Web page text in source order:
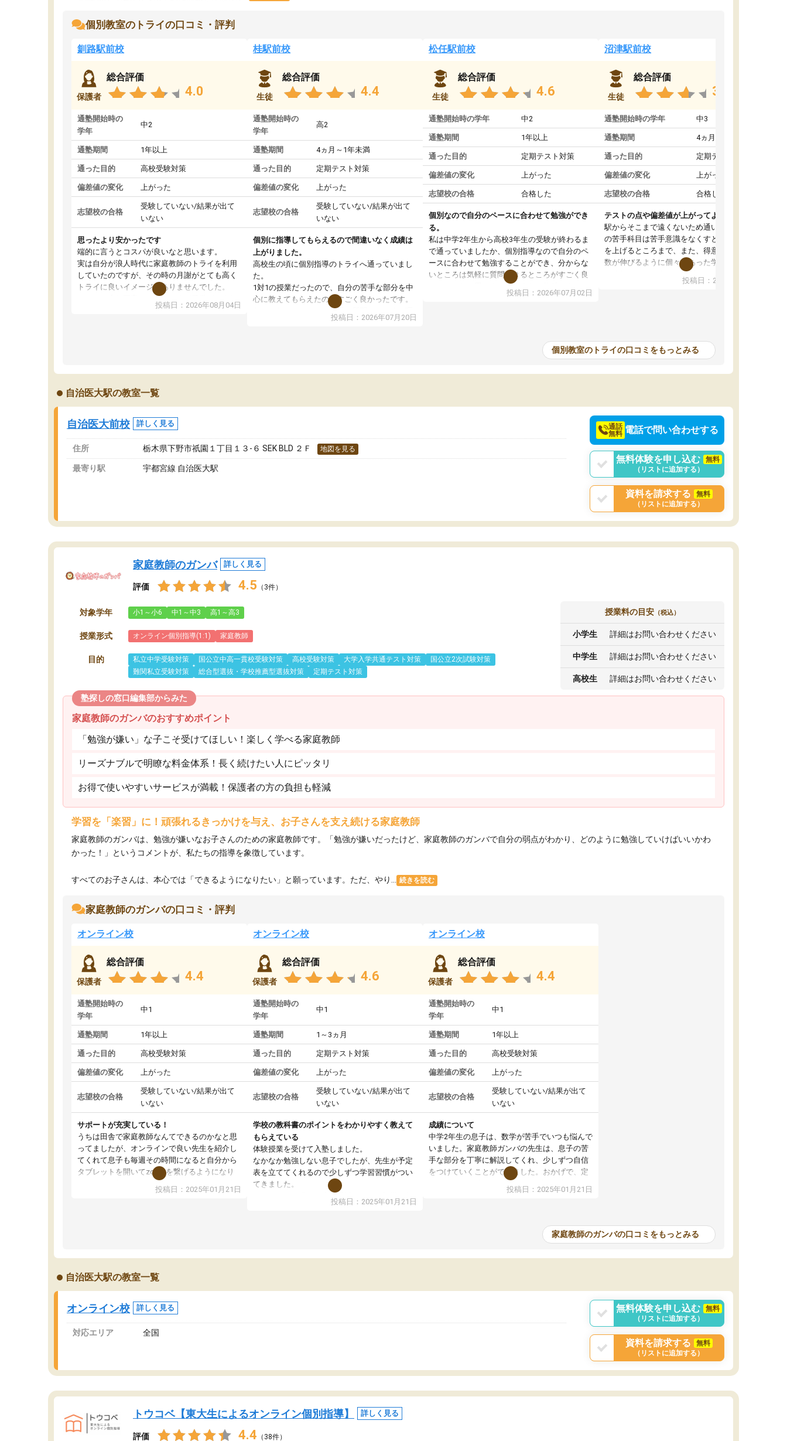
個別教室のトライの口コミ・評判
釧路駅前校
保護者
総合評価
4.0
通塾開始時の
学年
中2
通塾期間 1年以上
通った目的 高校受験対策
偏差値の変化 上がった
志望校の合格
受験していない/結果が出て
いない
思ったより安かったです
端的に言うとコスパが良いなと思います。
実は自分が浪人時代に家庭教師のトライを利用
していたのですが、その時の月謝がとても高く
トライに良いイメージがありませんでした。
なので、少し不安だったのですが子供がどうし
ても行きたいと言うので利用し始めた形です。
が、それを加味しても通って損はないなと感じ
投稿日：2026年08月04日
桂駅前校
生徒
総合評価
4.4
通塾開始時の
学年
高2
通塾期間 4ヵ月～1年未満
通った目的 定期テスト対策
偏差値の変化 上がった
志望校の合格
受験していない/結果が出て
いない
個別に指導してもらえるので間違いなく成績は
上がりました。
高校生の頃に個別指導のトライへ通っていまし
た。
1対1の授業だったので、自分の苦手な部分を中
心に教えてもらえたのがすごく良かったです。
わからないところもその場で質問しやすく、理
解できるまで丁寧に説明してもらえたので、勉
な人には特におすすめできる塾だと思います。
投稿日：2026年07月20日
松任駅前校
生徒
総合評価
4.6
通塾開始時の学年 中2
通塾期間 1年以上
通った目的 定期テスト対策
偏差値の変化 上がった
志望校の合格 合格した
個別なので自分のペースに合わせて勉強ができ
る。
私は中学2年生から高校3年生の受験が終わるま
で通っていましたか、個別指導なので自分のペ
ースに合わせて勉強することができ、分からな
いところは気軽に質問できるところがすごく良
いところだと思いました。また、教科によって
専門の先生にも変えて貰えたので、わかりやす
近くに自分の担当の先生だったり、他の先生が
いるので分からないところをすぐに質問できる
投稿日：2026年07月02日
沼津駅前校
生徒
総合評価
3.8
通塾開始時の学年 中3
通塾期間 4ヵ月～1年未満
通った目的 定期テスト対策
偏差値の変化 上がった
志望校の合格 合格した
テストの点や偏差値が上がってよかった
駅からそこまで遠くないため通いやすく、自分
の苦手科目は苦手意識をなくすところから成績
を上げるところまで、また、得意科目はより点
数が伸びるように個々にあった学習方法で教え
てくれました。また、個別にやってくれること
でわからないところをすぐに質問することがで
した。
投稿日：2026年06月19日
個別教室のトライの口コミをもっとみる
自治医大駅の教室一覧
自治医大前校 詳しく見る
住所 栃木県下野市祇園１丁目１３-６ SEK BLD ２Ｆ 地図を見る
最寄り駅 宇都宮線 自治医大駅
通話
無料 電話で問い合わせする
無料体験を申し込む
無料
（リストに追加する）
資料を請求する
無料
（リストに追加する）
家庭教師のガンバ 詳しく見る
評価 4.5 （3件）
対象学年 小1～小6 中1～中3 高1～高3
授業形式 オンライン個別指導(1:1) 家庭教師
目的 私立中学受験対策 国公立中高一貫校受験対策 高校受験対策 大学入学共通テスト対策
国公立2次試験対策
難関私立受験対策
総合型選抜・学校推薦型選抜対策 定期テスト対策
授業料の目安 （税込）
小学生 詳細はお問い合わせください
中学生 詳細はお問い合わせください
高校生 詳細はお問い合わせください
塾探しの窓口編集部からみた
家庭教師のガンバのおすすめポイント
「勉強が嫌い」な子こそ受けてほしい！楽しく学べる家庭教師
リーズナブルで明瞭な料金体系！長く続けたい人にピッタリ
お得で使いやすいサービスが満載！保護者の方の負担も軽減
学習を「楽習」に！頑張れるきっかけを与え、お子さんを支え続ける家庭教師
家庭教師のガンバは、勉強が嫌いなお子さんのための家庭教師です。「勉強が嫌いだったけど、家庭教師のガンバで自分の弱点がわかり、どのように勉強していけばいいかわ
かった！」というコメントが、私たちの指導を象徴しています。
すべてのお子さんは、本心では「できるようになりたい」と願っています。ただ、やり... 続きを読む
家庭教師のガンバの口コミ・評判
オンライン校
保護者
総合評価
4.4
通塾開始時の
学年
中1
通塾期間 1年以上
通った目的 高校受験対策
偏差値の変化 上がった
志望校の合格
受験していない/結果が出て
いない
サポートが充実している！
うちは田舎で家庭教師なんてできるのかなと思
ってましたが、オンラインで良い先生を紹介し
てくれて息子も毎週その時間になると自分から
タブレットを開いてzoomを繋げるようになり
ました！5科目なんでもOKなのもとても気に入
投稿日：2025年01月21日
オンライン校
保護者
総合評価
4.6
通塾開始時の
学年
中1
通塾期間 1～3ヵ月
通った目的 定期テスト対策
偏差値の変化 上がった
志望校の合格
受験していない/結果が出て
いない
学校の教科書のポイントをわかりやすく教えて
もらえている
体験授業を受けて入塾しました。
なかなか勉強しない息子でしたが、先生が予定
表を立ててくれるので少しずつ学習習慣がつい
てきました。
オンラインで週に一度の受講ですが、指導が無
い日も予定表に基づいて勉強したり、LINEでわ
投稿日：2025年01月21日
オンライン校
保護者
総合評価
4.4
通塾開始時の
学年
中1
通塾期間 1年以上
通った目的 高校受験対策
偏差値の変化 上がった
志望校の合格
受験していない/結果が出て
いない
成績について
中学2年生の息子は、数学が苦手でいつも悩んで
いました。家庭教師ガンバの先生は、息子の苦
手な部分を丁寧に解説してくれ、少しずつ自信
をつけていくことができました。おかげで、定
期テストの成績が10点以上アップし、本人もと
投稿日：2025年01月21日
家庭教師のガンバの口コミをもっとみる
自治医大駅の教室一覧
オンライン校 詳しく見る
対応エリア 全国
無料体験を申し込む
無料
（リストに追加する）
資料を請求する
無料
（リストに追加する）
トウコベ【東大生によるオンライン個別指導】 詳しく見る
評価 4.4 （38件）